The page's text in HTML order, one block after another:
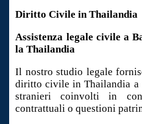
Diritto Civile in Thailandia
Assistenza legale civile a
la Thailandia
Il nostro studio legale
diritto civile in Thailandia
stranieri coinvolti in
contrattuali o questioni